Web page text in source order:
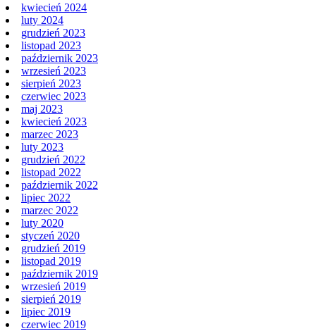
kwiecień 2024
luty 2024
grudzień 2023
listopad 2023
październik 2023
wrzesień 2023
sierpień 2023
czerwiec 2023
maj 2023
kwiecień 2023
marzec 2023
luty 2023
grudzień 2022
listopad 2022
październik 2022
lipiec 2022
marzec 2022
luty 2020
styczeń 2020
grudzień 2019
listopad 2019
październik 2019
wrzesień 2019
sierpień 2019
lipiec 2019
czerwiec 2019